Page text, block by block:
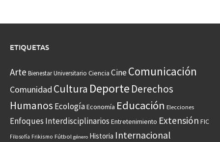
ETIQUETAS
Arte Bienestar Universitario Ciencia CineComunicación
Comunidad Cultura Deporte Derechos
Humanos EcologíaEconomía Educación Elecciones
Enfoques Interdisciplinarios Entretenimiento Extensión FIC
Filosofía Frikismo Fútbol género Historia Internacional